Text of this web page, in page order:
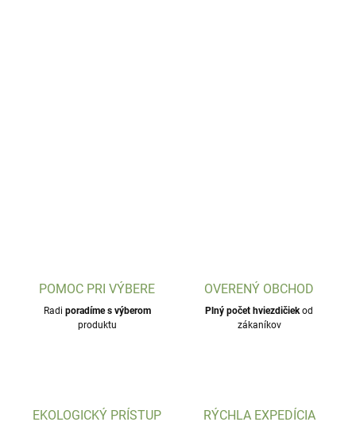
POMOC PRI VÝBERE
Radi poradíme s výberom
produktu
OVERENÝ OBCHOD
Plný počet hviezdičiekod
zákaníkov
EKOLOGICKÝ PRÍSTUP RÝCHLA EXPEDÍCIA